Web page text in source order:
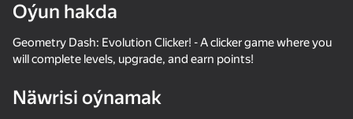
50+ top oýunlar, olary oýnaýar
hatda «oýnamayanlar» hem
Fun Clicker
Oýun hakda
Geometry Dash: Evolution Clicker! - A clicker game where you
will complete levels, upgrade, and earn points!
Näwrisi oýnamak